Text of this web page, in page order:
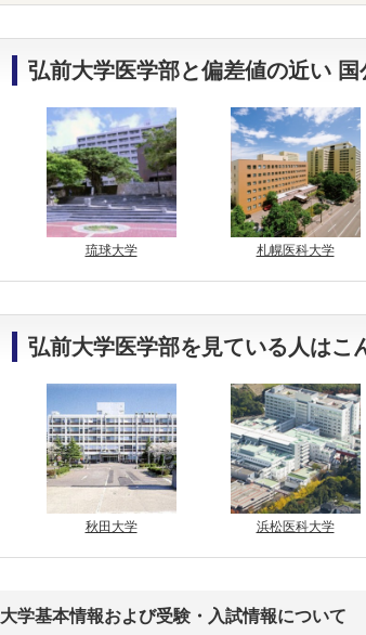
弘前大学医学部と偏差値の近い 国
琉球大学 札幌医科大学
弘前大学医学部を見ている人はこ
秋田大学 浜松医科大学
大学基本情報および受験・入試情報について